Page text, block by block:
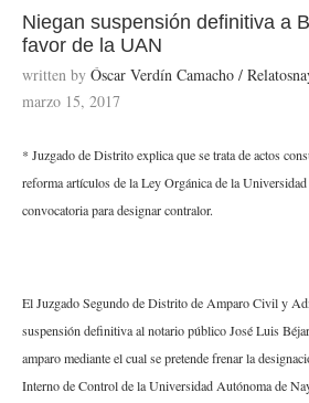
Niegan suspensión definitiva a
favor de la UAN
written by Óscar Verdín Camacho /
marzo 15, 2017
* Juzgado de Distrito explica que se trata de actos
reforma artículos de la Ley Orgánica de la
convocatoria para designar contralor.
El Juzgado Segundo de Distrito de Amparo Civil y
suspensión definitiva al notario público José Luis
amparo mediante el cual se pretende frenar la
Interno de Control de la Universidad Autónoma de